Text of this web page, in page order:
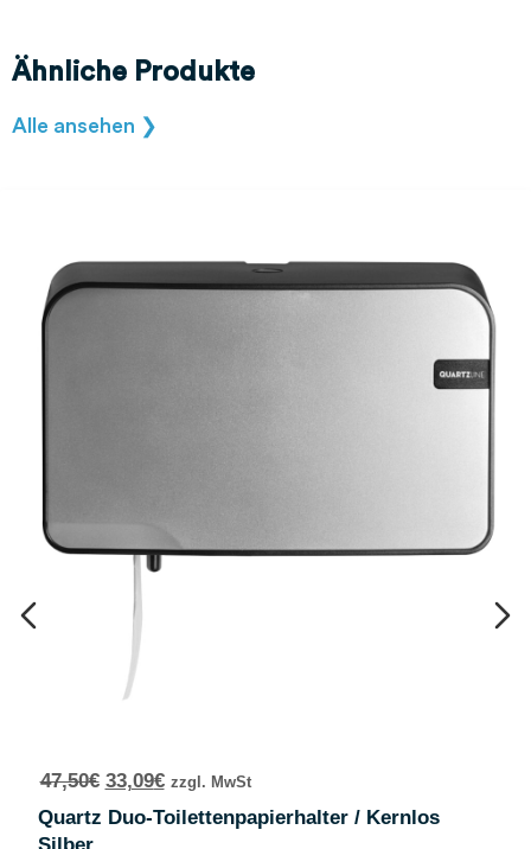
Ähnliche Produkte
Alle ansehen ❯
47,50€ 33,09€ zzgl. MwSt
Quartz Duo-Toilettenpapierhalter / Kernlos